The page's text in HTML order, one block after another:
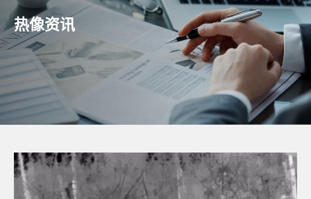
热像资讯